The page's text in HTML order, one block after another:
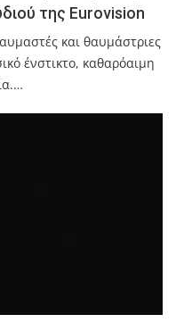
της Eurovision
και θαυμάστριες
ένστικτο, καθαρόαιμη